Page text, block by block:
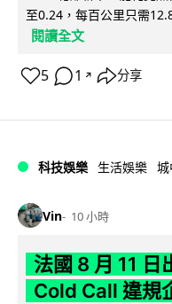
至0.24，每百公里只需
閱讀全文
5 1 ↗ 分享
科技娛樂 生活娛樂
Vin 10 小時
法國 8 月 11 日
Cold Call 違規